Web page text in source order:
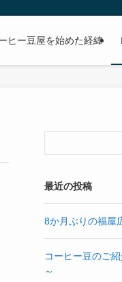
ヒー豆屋を始めた経緯
最近の投稿
8か月ぶりの福屋
コーヒー豆のご
～